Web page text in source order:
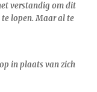
verstandig om dit
te lopen. Maar al te
in plaats van zich